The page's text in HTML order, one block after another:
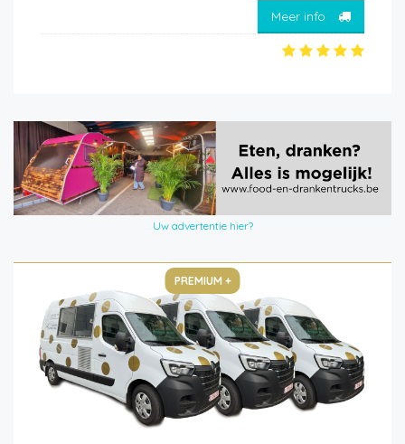
Meer info
Uw advertentie hier?
PREMIUM +